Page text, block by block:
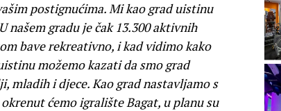
postignućima. Mi kao grad uistinu
našem gradu je čak 13.300 aktivnih
bave rekreativno, i kad vidimo kako
možemo kazati da smo grad
mladih i djece. Kao grad nastavljamo s
ćemo igralište Bagat, u planu su